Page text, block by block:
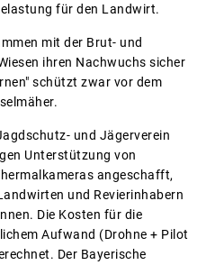
für den Landwirt.
mit der Brut- und
ihren Nachwuchs sicher
schützt zwar vor dem
und Jägerverein
Unterstützung von
angeschafft,
und Revierinhabern
Die Kosten für die
Aufwand (Drohne + Pilot
Der Bayerische